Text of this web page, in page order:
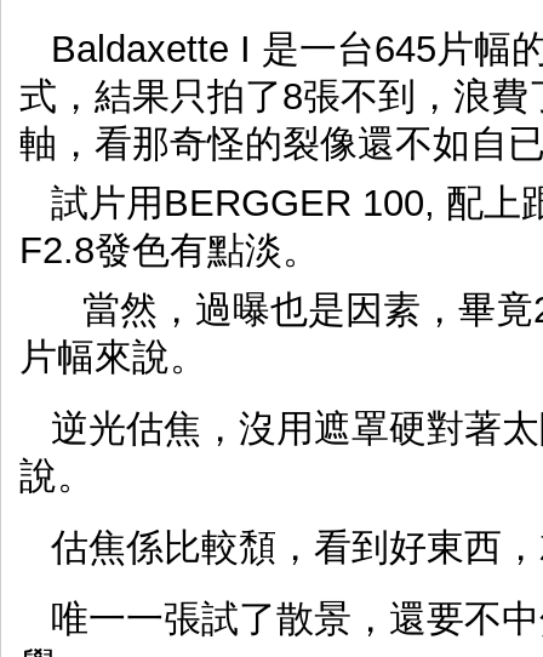
Baldaxette I 是一台645片幅
式，結果只拍了8張不到，浪
軸，看那奇怪的裂像還不如自
試片用BERGGER 100, 配上
F2.8發色有點淡。
當然，過曝也是因素，畢
片幅來說。
逆光估焦，沒用遮罩硬對著
說。
估焦係比較頹，看到好東西
唯一一張試了散景，還要不